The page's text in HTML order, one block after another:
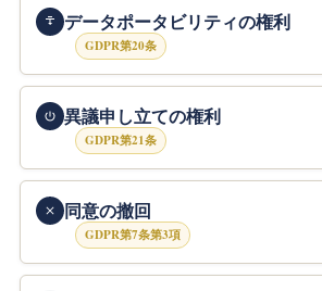
データポータビリティの権利
GDPR第20条
異議申し立ての権利
GDPR第21条
同意の撤回
GDPR第7条第3項